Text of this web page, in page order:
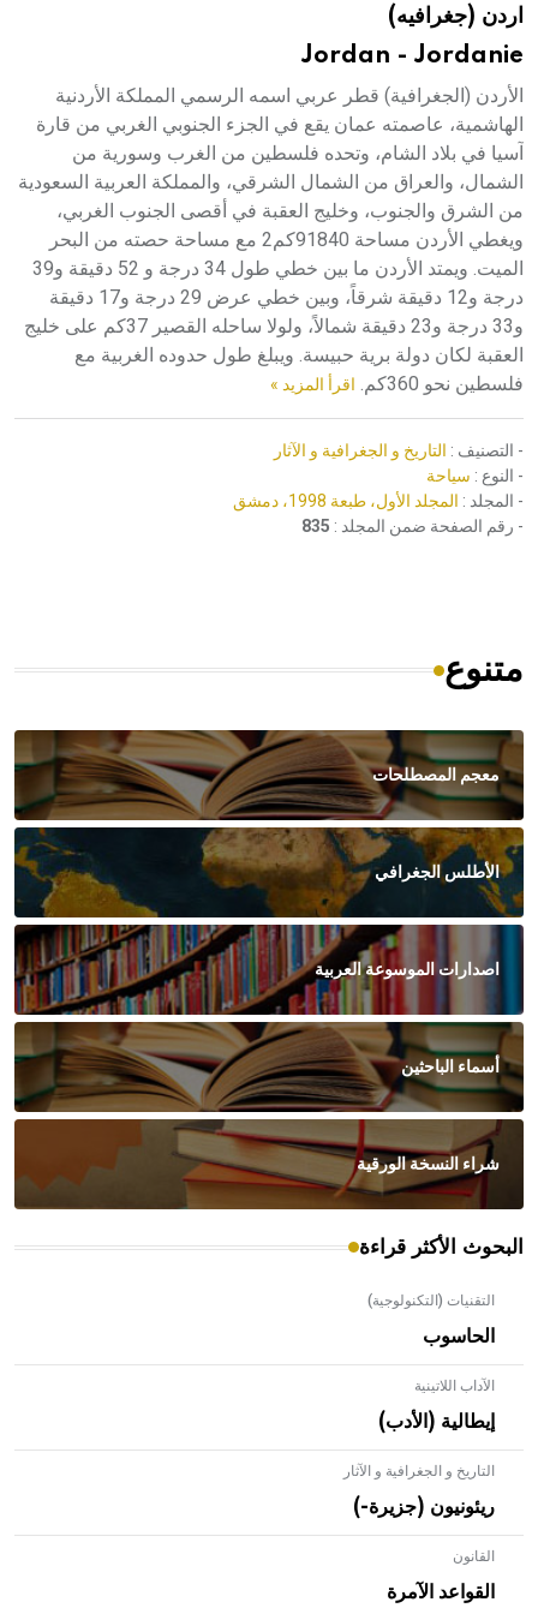
هيئة الموسوعة العربية تطلق موسوعات جديدة في عام 2026اردن (جغرافيه)
Jordan - Jordanie
الأردن (الجغرافية) قطر عربي اسمه الرسمي المملكة الأردنية
الهاشمية، عاصمته عمان يقع في الجزء الجنوبي الغربي من قارة
آسيا في بلاد الشام، وتحده فلسطين من الغرب وسورية من
الشمال، والعراق من الشمال الشرقي، والمملكة العربية السعودية
من الشرق والجنوب، وخليج العقبة في أقصى الجنوب الغربي،
ويغطي الأردن مساحة 91840كم2 مع مساحة حصته من البحر
الميت. ويمتد الأردن ما بين خطي طول 34 درجة و 52 دقيقة و39
درجة و12 دقيقة شرقاً، وبين خطي عرض 29 درجة و17 دقيقة
و33 درجة و23 دقيقة شمالاً، ولولا ساحله القصير 37كم على خليج
العقبة لكان دولة برية حبيسة. ويبلغ طول حدوده الغربية مع
فلسطين نحو 360كم.
اقرأ المزيد »
- التصنيف : التاريخ و الجغرافية و الآثار
- النوع : سياحة
- المجلد : المجلد الأول، طبعة 1998، دمشق
- رقم الصفحة ضمن المجلد : 835
متنوع
معجم المصطلحات
الأطلس الجغرافي
اصدارات الموسوعة العربية
أسماء الباحثين
شراء النسخة الورقية
البحوث الأكثر قراءة
التقنيات (التكنولوجية)
الحاسوب
الآداب اللاتينية
إيطالية (الأدب)
التاريخ و الجغرافية و الآثار
ريئونيون (جزيرة-)
القانون
القواعد الآمرة
- هل تعلم أن الأبلق نوع من الفنون الهندسية التي ارتبطت
بالعمارة الإسلامية في بلاد الشام ومصر خاصة، حيث يحرص
المعمار على بناء مداميكه وخاصة في الواجهات